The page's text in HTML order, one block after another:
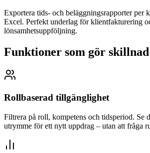
Exportera tids- och beläggningsrapporter per
Excel. Perfekt underlag för klientfakturering
lönsamhetsuppföljning.
Funktioner som gör
Rollbaserad tillgänglighet
Filtrera på roll, kompetens och tidsperiod. Se
utrymme för ett nytt uppdrag – utan att fråga